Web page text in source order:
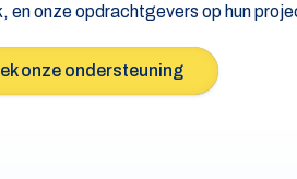
en onze opdrachtgevers op hun
onze ondersteuning